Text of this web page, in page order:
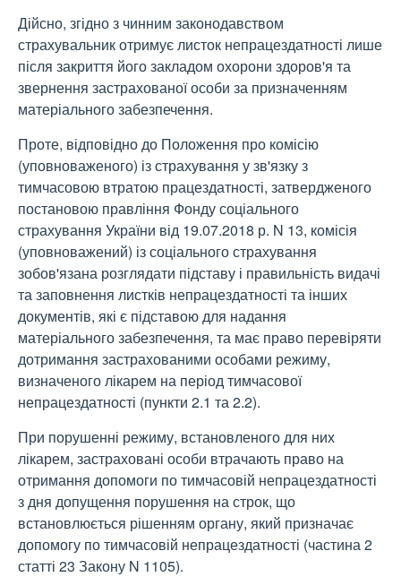
Дійсно, згідно з чинним законодавством
страхувальник отримує листок непрацездатності лише
після закриття його закладом охорони здоров'я та
звернення застрахованої особи за призначенням
матеріального забезпечення.
Проте, відповідно до Положення про комісію
(уповноваженого) із страхування у зв'язку з
тимчасовою втратою працездатності, затвердженого
постановою правління Фонду соціального
страхування України від 19.07.2018 р. N 13, комісія
(уповноважений) із соціального страхування
зобов'язана розглядати підставу і правильність видачі
та заповнення листків непрацездатності та інших
документів, які є підставою для надання
матеріального забезпечення, та має право перевіряти
дотримання застрахованими особами режиму,
визначеного лікарем на період тимчасової
непрацездатності (пункти 2.1 та 2.2).
При порушенні режиму, встановленого для них
лікарем, застраховані особи втрачають право на
отримання допомоги по тимчасовій непрацездатності
з дня допущення порушення на строк, що
встановлюється рішенням органу, який призначає
допомогу по тимчасовій непрацездатності (частина 2
статті 23 Закону N 1105).